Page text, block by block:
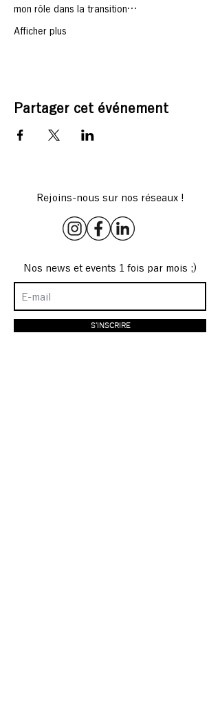
mon rôle dans la transition…
Afficher plus
Partager cet événement
Rejoins-nous sur nos réseaux !
Nos news et events 1 fois par mois ;)
S'INSCRIRE